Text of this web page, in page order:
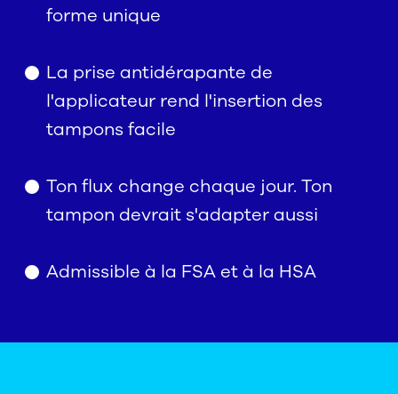
forme unique
La prise antidérapante de
l'applicateur rend l'insertion des
tampons facile
Ton flux change chaque jour. Ton
tampon devrait s'adapter aussi
Admissible à la FSA et à la HSA